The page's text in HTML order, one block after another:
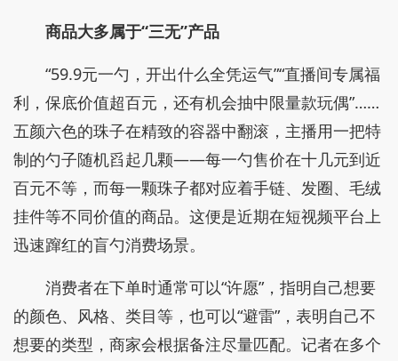
商品大多属于“三无”产品
“59.9元一勺，开出什么全凭运气”“直播间专属福
利，保底价值超百元，还有机会抽中限量款玩偶”……
五颜六色的珠子在精致的容器中翻滚，主播用一把特
制的勺子随机舀起几颗——每一勺售价在十几元到近
百元不等，而每一颗珠子都对应着手链、发圈、毛绒
挂件等不同价值的商品。这便是近期在短视频平台上
迅速蹿红的盲勺消费场景。
消费者在下单时通常可以“许愿”，指明自己想要
的颜色、风格、类目等，也可以“避雷”，表明自己不
想要的类型，商家会根据备注尽量匹配。记者在多个